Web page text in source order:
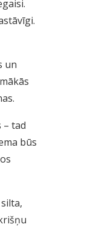
un
– tad
būs